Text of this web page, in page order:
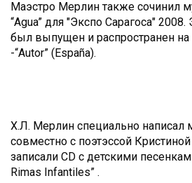
Маэстро Мерлин также сочинил
“Agua” для "Экспо Сарагоса"
был выпущен и распространен на
-“Autor” (España).
Х.Л. Мерлин специально написал
совместно с поэтэссой
записали CD c детскими
Rimas Infantiles” .